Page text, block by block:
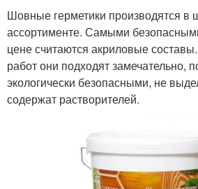
Шовные герметики производятся в
ассортименте. Самыми
цене считаются акриловые
работ они подходят замечательно,
экологически безопасными, не
содержат растворителей.